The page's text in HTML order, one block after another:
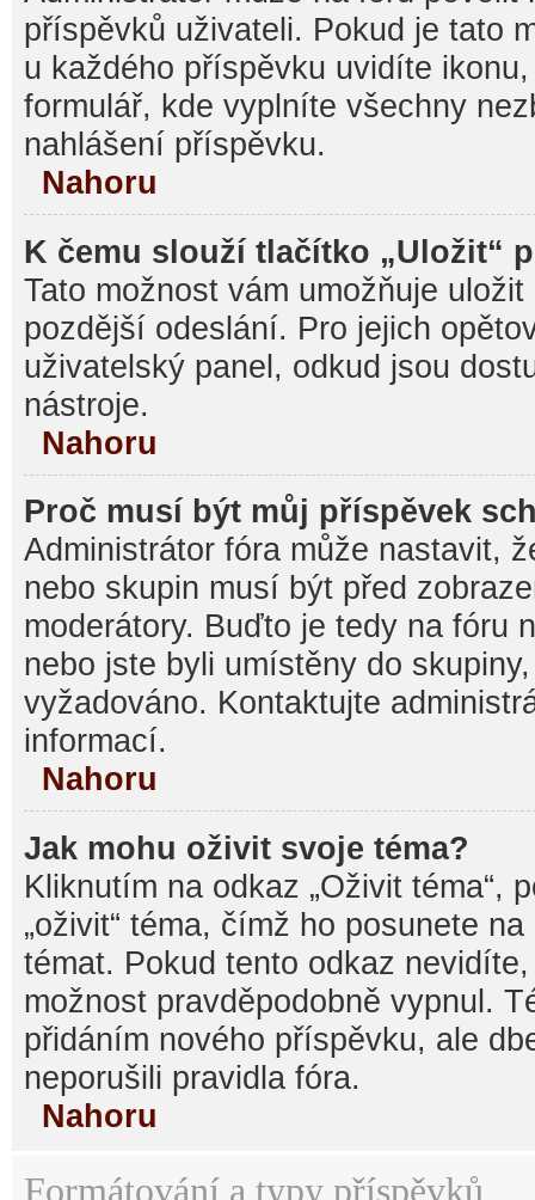
příspěvků uživateli. Pokud je tato
u každého příspěvku uvidíte
formulář, kde vyplníte všechny
nahlášení příspěvku.
Nahoru
K čemu slouží tlačítko „Uložit“
Tato možnost vám umožňuje
pozdější odeslání. Pro jejich
uživatelský panel, odkud jsou
nástroje.
Nahoru
Proč musí být můj příspěvek
Administrátor fóra může nastavit,
nebo skupin musí být před
moderátory. Buďto je tedy na fóru
nebo jste byli umístěny do
vyžadováno. Kontaktujte
informací.
Nahoru
Jak mohu oživit svoje téma?
Kliknutím na odkaz „Oživit téma“,
„oživit“ téma, čímž ho posunete
témat. Pokud tento odkaz
možnost pravděpodobně vypnul.
přidáním nového příspěvku, ale
neporušili pravidla fóra.
Nahoru
Formátování a typy příspěvků